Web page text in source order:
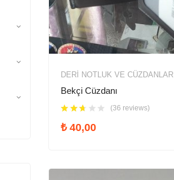
DERI NOTLUK VE CÜZDANLAR
Bekçi Cüzdanı
(36 reviews)
₺40,00